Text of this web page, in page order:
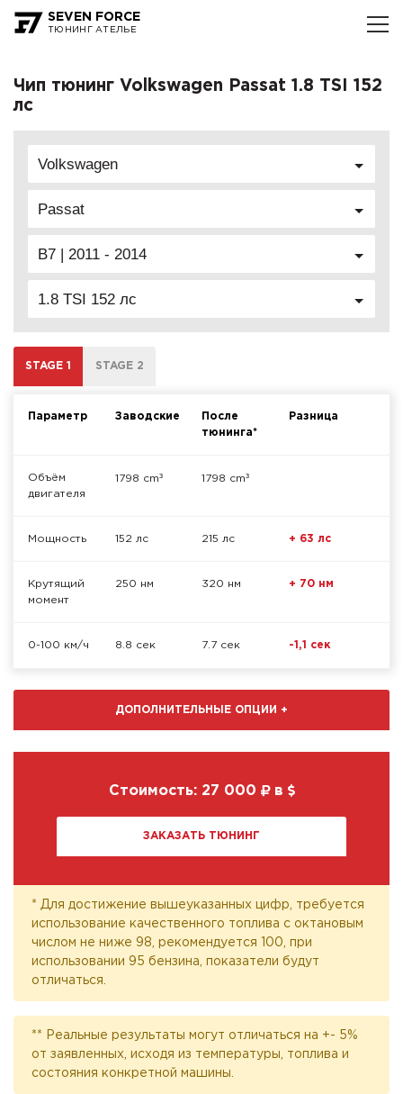
SEVEN FORCE
ТЮНИНГ АТЕЛЬЕ
Чип тюнинг Volkswagen Passat 1.8 TSI 152
лс
Volkswagen
Passat
B7 | 2011 - 2014
1.8 TSI 152 лс
STAGE 1 STAGE 2
Параметр Заводские
После
тюнинга*
Разница
Объём
двигателя
1798 cm³ 1798 cm³
Мощность 152 лс 215 лс + 63 лс
Крутящий
момент
250 нм 320 нм + 70 нм
0-100 км/ч 8.8 сек 7.7 сек -1,1 сек
ДОПОЛНИТЕЛЬНЫЕ ОПЦИИ +
Стоимость: 27 000 в
ЗАКАЗАТЬ ТЮНИНГ
* Для достижение вышеуказанных цифр, требуется
использование качественного топлива с октановым
числом не ниже 98, рекомендуется 100, при
использовании 95 бензина, показатели будут
отличаться.
** Реальные результаты могут отличаться на +- 5%
от заявленных, исходя из температуры, топлива и
состояния конкретной машины.